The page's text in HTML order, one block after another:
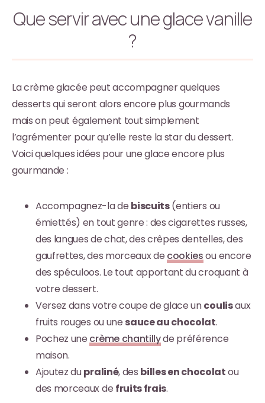
Que servir avec une glace vanille
?
La crème glacée peut accompagner quelques
desserts qui seront alors encore plus gourmands
mais on peut également tout simplement
l’agrémenter pour qu’elle reste la star du dessert.
Voici quelques idées pour une glace encore plus
gourmande :
Accompagnez-la de biscuits(entiers ou
émiettés) en tout genre : des cigarettes russes,
des langues de chat, des crêpes dentelles, des
gaufrettes, des morceaux de cookiesou encore
des spéculoos. Le tout apportant du croquant à
votre dessert.
Versez dans votre coupe de glace uncoulisaux
fruits rouges ou une sauce au chocolat.
Pochez une crème chantillyde préférence
maison.
Ajoutez dupraliné, des billes en chocolatou
des morceaux de fruits frais.